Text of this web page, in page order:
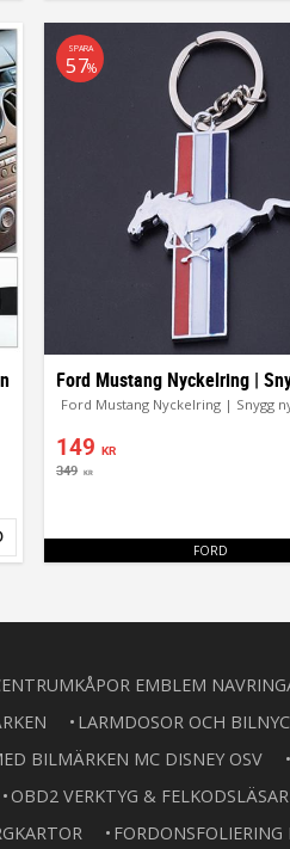
till i favoriter
Ford Mustang Nyckelring | Snygg
149 KR
349 KR
SPARA
57%
FORD
EMBLEM
LARMDOSOR OCH
BILMÄRKEN MC DISNEY OSV
OBD2 VERKTYG &
FORDONSFOLIERING